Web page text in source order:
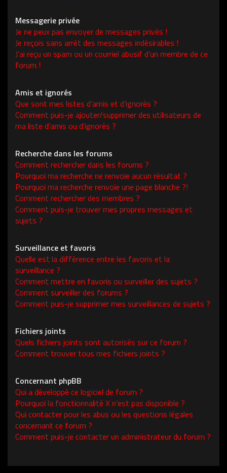
Messagerie privée
Je ne peux pas envoyer de messages privés !
Je reçois sans arrêt des messages indésirables !
J’ai reçu un spam ou un courriel abusif d’un membre de ce
forum !
Amis et ignorés
Que sont mes listes d’amis et d’ignorés ?
Comment puis-je ajouter/supprimer des utilisateurs de
ma liste d’amis ou d’ignorés ?
Recherche dans les forums
Comment rechercher dans les forums ?
Pourquoi ma recherche ne renvoie aucun résultat ?
Pourquoi ma recherche renvoie une page blanche ?!
Comment rechercher des membres ?
Comment puis-je trouver mes propres messages et
sujets ?
Surveillance et favoris
Quelle est la différence entre les favoris et la
surveillance ?
Comment mettre en favoris ou surveiller des sujets ?
Comment surveiller des forums ?
Comment puis-je supprimer mes surveillances de sujets ?
Fichiers joints
Quels fichiers joints sont autorisés sur ce forum ?
Comment trouver tous mes fichiers joints ?
Concernant phpBB
Qui a développé ce logiciel de forum ?
Pourquoi la fonctionnalité X n’est pas disponible ?
Qui contacter pour les abus ou les questions légales
concernant ce forum ?
Comment puis-je contacter un administrateur du forum ?